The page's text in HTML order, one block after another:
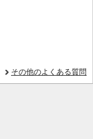
その他のよくある質問